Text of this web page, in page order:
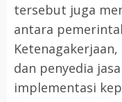
tersebut juga
antara
dan penyedia
implementasi